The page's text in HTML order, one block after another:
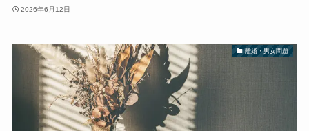
2026年6月12日
離婚・男女問題